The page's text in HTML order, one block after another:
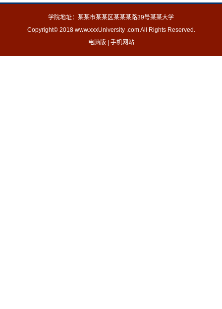
学院地址：某某市某某区某某某路39号某某大学
Copyright© 2018 www.xxxUniversity .com All Rights Reserved.
电脑版
手机网站